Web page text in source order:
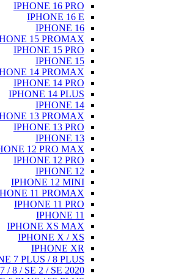
IPHONE 16 PRO
IPHONE 16 E
IPHONE 16
IPHONE 15 PROMAX
IPHONE 15 PRO
IPHONE 15
IPHONE 14 PROMAX
IPHONE 14 PRO
IPHONE 14 PLUS
IPHONE 14
IPHONE 13 PROMAX
IPHONE 13 PRO
IPHONE 13
IPHONE 12 PRO MAX
IPHONE 12 PRO
IPHONE 12
IPHONE 12 MINI
IPHONE 11 PROMAX
IPHONE 11 PRO
IPHONE 11
IPHONE XS MAX
IPHONE X / XS
IPHONE XR
IPHONE 7 PLUS / 8 PLUS
IPHONE 7 / 8 / SE 2 / SE 2020